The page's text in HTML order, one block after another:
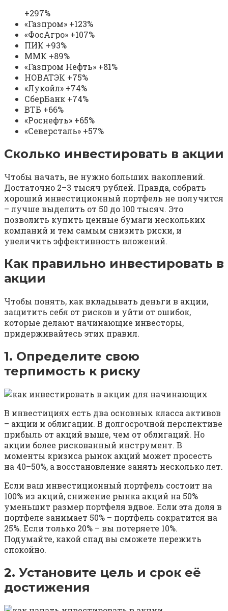
+297%
«Газпром» +123%
«ФосАгро» +107%
ПИК +93%
ММК +89%
«Газпром Нефть» +81%
НОВАТЭК +75%
«Лукойл» +74%
СберБанк +74%
ВТБ +66%
«Роснефть» +65%
«Северсталь» +57%
Сколько инвестировать в акции
Чтобы начать, не нужно больших накоплений.
Достаточно 2–3 тысяч рублей. Правда, собрать
хороший инвестиционный портфель не получится
– лучше выделить от 50 до 100 тысяч. Это
позволить купить ценные бумаги нескольких
компаний и тем самым снизить риски, и
увеличить эффективность вложений.
Как правильно инвестировать в
акции
Чтобы понять, как вкладывать деньги в акции,
защитить себя от рисков и уйти от ошибок,
которые делают начинающие инвесторы,
придерживайтесь этих правил.
1. Определите свою
терпимость к риску
В инвестициях есть два основных класса активов
– акции и облигации. В долгосрочной перспективе
прибыль от акций выше, чем от облигаций. Но
акции более рискованный инструмент. В
моменты кризиса рынок акций может просесть
на 40–50%, а восстановление занять несколько лет.
Если ваш инвестиционный портфель состоит на
100% из акций, снижение рынка акций на 50%
уменьшит размер портфеля вдвое. Если эта доля в
портфеле занимает 50% – портфель сократится на
25%. Если только 20% – вы потеряете 10%.
Подумайте, какой спад вы сможете пережить
спокойно.
2. Установите цель и срок её
достижения